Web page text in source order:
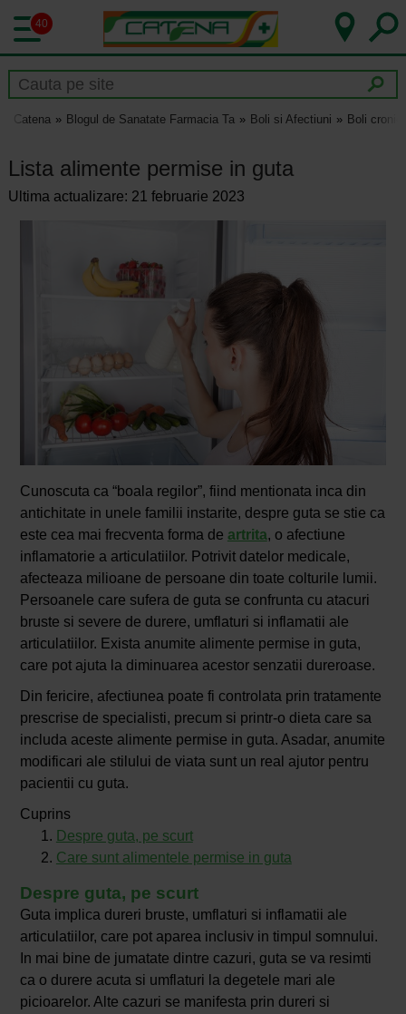
40
Catena Blogul de Sanatate Farmacia Ta Boli si Afectiuni Boli
Lista alimente permise in guta
Ultima actualizare: 21 februarie 2023
Cunoscuta ca “boala regilor”, fiind mentionata inca din
antichitate in unele familii instarite, despre guta se stie ca
este cea mai frecventa forma de artrita, o afectiune
inflamatorie a articulatiilor. Potrivit datelor medicale,
afecteaza milioane de persoane din toate colturile lumii.
Persoanele care sufera de guta se confrunta cu atacuri
bruste si severe de durere, umflaturi si inflamatii ale
articulatiilor. Exista anumite alimente permise in guta,
care pot ajuta la diminuarea acestor senzatii dureroase.
Din fericire, afectiunea poate fi controlata prin tratamente
prescrise de specialisti, precum si printr-o dieta care sa
includa aceste alimente permise in guta. Asadar, anumite
modificari ale stilului de viata sunt un real ajutor pentru
pacientii cu guta.
Cuprins
Despre guta, pe scurt
Care sunt alimentele permise in guta
Despre guta, pe scurt
Guta implica dureri bruste, umflaturi si inflamatii ale
articulatiilor, care pot aparea inclusiv in timpul somnului.
In mai bine de jumatate dintre cazuri, guta se va resimti
ca o durere acuta si umflaturi la degetele mari ale
picioarelor. Alte cazuri se manifesta prin dureri si